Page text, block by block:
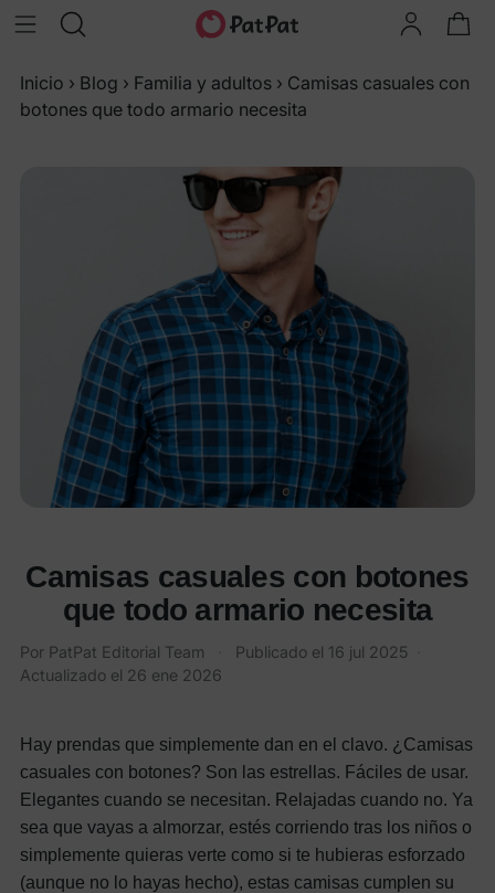
Inicio › Blog › Familia y adultos › Camisas casuales con
botones que todo armario necesita
Camisas casuales con botones
que todo armario necesita
Por PatPat Editorial Team Publicado el 16 jul 2025
Actualizado el 26 ene 2026
Hay prendas que simplemente dan en el clavo. ¿Camisas
casuales con botones? Son las estrellas. Fáciles de usar.
Elegantes cuando se necesitan. Relajadas cuando no. Ya
sea que vayas a almorzar, estés corriendo tras los niños o
simplemente quieras verte como si te hubieras esforzado
(aunque no lo hayas hecho), estas camisas cumplen su